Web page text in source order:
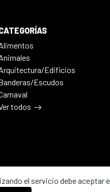
el servicio debe aceptar
Edificios
Escudos
todos